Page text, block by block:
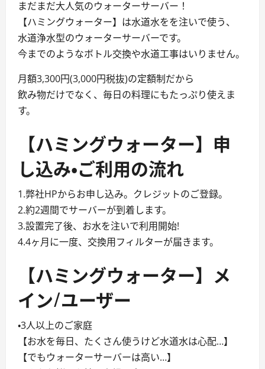
まだまだ大人気のウォーターサーバー！
【ハミングウォーター】は水道水をを注いで使う、
水道浄水型のウォーターサーバーです。
今までのようなボトル交換や水道工事はいりません。
月額3,300円(3,000円税抜)の定額制だから
飲み物だけでなく、毎日の料理にもたっぷり使えま
す。
【ハミングウォーター】申
し込み・ご利用の流れ
1.弊社HPからお申し込み。クレジットのご登録。
2.約2週間でサーバーが到着します。
3.設置完了後、お水を注いで利用開始!
4.4ヶ月に一度、交換用フィルターが届きます。
【ハミングウォーター】メ
イン/ユーザー
・3人以上のご家庭
【お水を毎日、たくさん使うけど水道水は心配…】
【でもウォーターサーバーは高い…】